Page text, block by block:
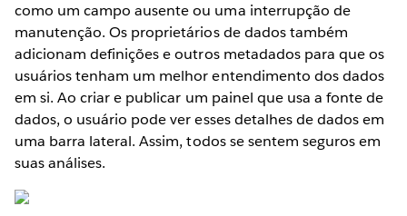
como um campo ausente ou uma interrupção de
manutenção. Os proprietários de dados também
adicionam definições e outros metadados para que os
usuários tenham um melhor entendimento dos dados
em si. Ao criar e publicar um painel que usa a fonte de
dados, o usuário pode ver esses detalhes de dados em
uma barra lateral. Assim, todos se sentem seguros em
suas análises.